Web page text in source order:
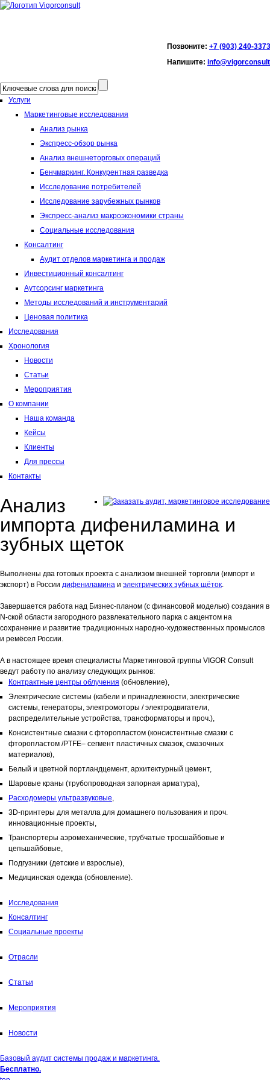
Позвоните: +7 (903) 240-3373
Напишите:
Услуги
Маркетинговые исследования
Анализ рынка
Экспресс-обзор рынка
Анализ внешнеторговых операций
Бенчмаркинг. Конкурентная разведка
Исследование потребителей
Исследование зарубежных рынков
Экспресс-анализ макроэкономики страны
Социальные исследования
Консалтинг
Аудит отделов маркетинга и продаж
Инвестиционный консалтинг
Аутсорсинг маркетинга
Методы исследований и инструментарий
Ценовая политика
Исследования
Хронология
Новости
Статьи
Мероприятия
О компании
Наша команда
Кейсы
Клиенты
Для прессы
Контакты
Анализ
импорта дифениламина и
зубных щеток
Выполнены два готовых проекта с анализом внешней торговли (импорт и
экспорт) в России дифениламина и электрических зубных щёток.
Завершается работа над Бизнес-планом (с финансовой моделью) создания в
N-ской области загородного развлекательного парка с акцентом на
сохранение и развитие традиционных народно-художественных промыслов
и ремёсел России.
А в настоящее время специалисты Маркетинговой группы VIGOR Consult
ведут работу по анализу следующих рынков:
Контрактные центры облучения (обновление),
Электрические системы (кабели и принадлежности, электрические
системы, генераторы, электромоторы / электродвигатели,
распределительные устройства, трансформаторы и проч.),
Консистентные смазки с фторопластом (консистентные смазки с
фторопластом /PTFE– сегмент пластичных смазок, смазочных
материалов),
Белый и цветной портландцемент, архитектурный цемент,
Шаровые краны (трубопроводная запорная арматура),
Расходомеры ультразвуковые,
3D-принтеры для металла для домашнего пользования и проч.
инновационные проекты,
Транспортеры аэромеханические, трубчатые тросшайбовые и
цепьшайбовые,
Подгузники (детские и взрослые),
Медицинская одежда (обновление).
Исследования
Консалтинг
Социальные проекты
Отрасли
Статьи
Мероприятия
Новости
Базовый аудит системы продаж и маркетинга.
Бесплатно.